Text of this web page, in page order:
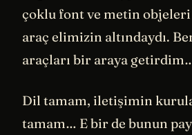
çoklu font ve metin
araç elimizin altındaydı.
araçları bir araya
Dil tamam, iletişimin
tamam… E bir de bunun